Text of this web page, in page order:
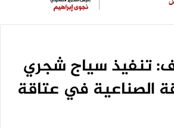
تنفيذ سياج شجري
الصناعية في عتاقة